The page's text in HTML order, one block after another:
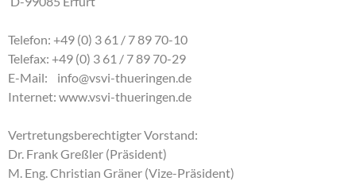
Telefon: +49 (0) 3 61 / 7 89 70-10
Telefax: +49 (0) 3 61 / 7 89 70-29
E-Mail: info@vsvi-thueringen.de
Internet: www.vsvi-thueringen.de
Vertretungsberechtigter Vorstand:
Dr. Frank Greßler (Präsident)
M. Eng. Christian Gräner (Vize-Präsident)